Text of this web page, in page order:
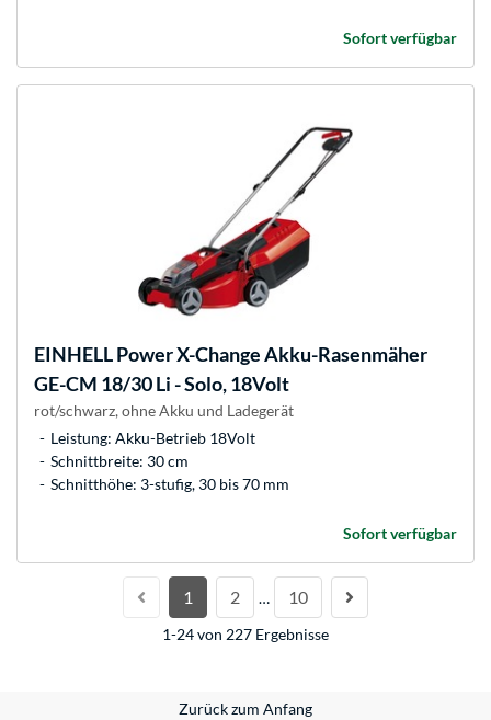
Sofort verfügbar
EINHELLPower X-Change Akku-Rasenmäher
GE-CM 18/30 Li - Solo, 18Volt
rot/schwarz, ohne Akku und Ladegerät
Leistung: Akku-Betrieb 18Volt
Schnittbreite: 30 cm
Schnitthöhe: 3-stufig, 30 bis 70 mm
Sofort verfügbar
1 2 … 10
1-24 von 227 Ergebnisse
Zurück zum Anfang